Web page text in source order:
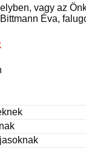
vagy az
Éva,